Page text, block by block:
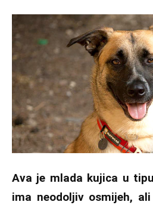
Ava je mlada kujica u
ima neodoljiv osmijeh,